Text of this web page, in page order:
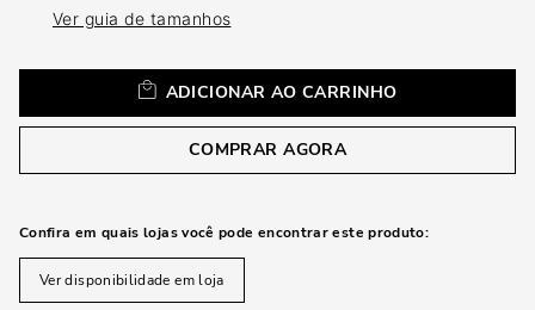
Ver guia de tamanhos
ADICIONAR AO CARRINHO
COMPRAR AGORA
Confira em quais lojas você pode encontrar este produto:
Ver disponibilidade em loja